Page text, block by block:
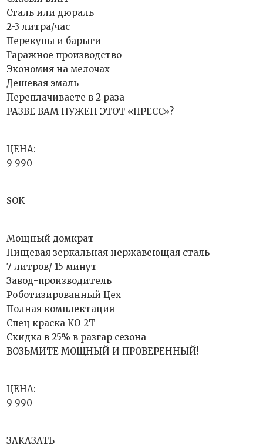
Сталь или дюраль
2-3 литра/час
Перекупы и барыги
Гаражное производство
Экономия на мелочах
Дешевая эмаль
Переплачиваете в 2 раза
РАЗВЕ ВАМ НУЖЕН ЭТОТ «ПРЕСС»?
ЦЕНА:
9 990
SOK
Мощный домкрат
Пищевая зеркальная нержавеющая сталь
7 литров/ 15 минут
Завод-производитель
Роботизированный Цех
Полная комплектация
Спец краска КO-2T
Скидка в 25% в разгар сезона
ВОЗЬМИТЕ МОЩНЫЙ И ПРОВЕРЕННЫЙ!
ЦЕНА:
9 990
ЗАКАЗАТЬ